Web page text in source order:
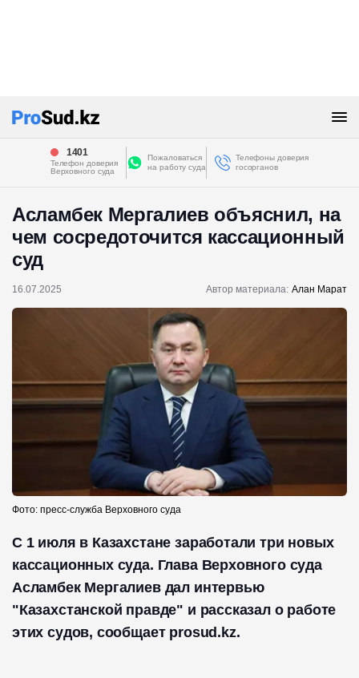
1401
Телефон доверия
Верховного суда
Пожаловаться
на работу суда
Телефоны доверия
госорганов
Асламбек Мергалиев объяснил, на
чем сосредоточится кассационный
суд
16.07.2025 Автор материала: Алан Марат
Фото: пресс-служба Верховного суда
С 1 июля в Казахстане заработали три новых
кассационных суда. Глава Верховного суда
Асламбек Мергалиев дал интервью
"Казахстанской правде" и рассказал о работе
этих судов, сообщает prosud.kz.